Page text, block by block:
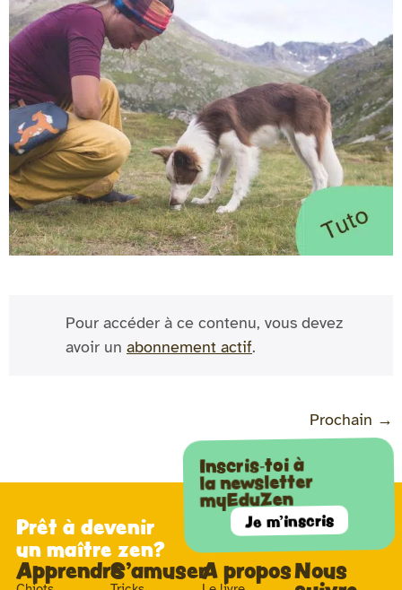
Pour accéder à ce contenu, vous devez
avoir un abonnement actif.
Prochain →
Prêt à devenir
un maître zen?
Inscris-toi à
la newsletter
myEduZen
Je m'inscris
ApprendreS'amuserA proposNous